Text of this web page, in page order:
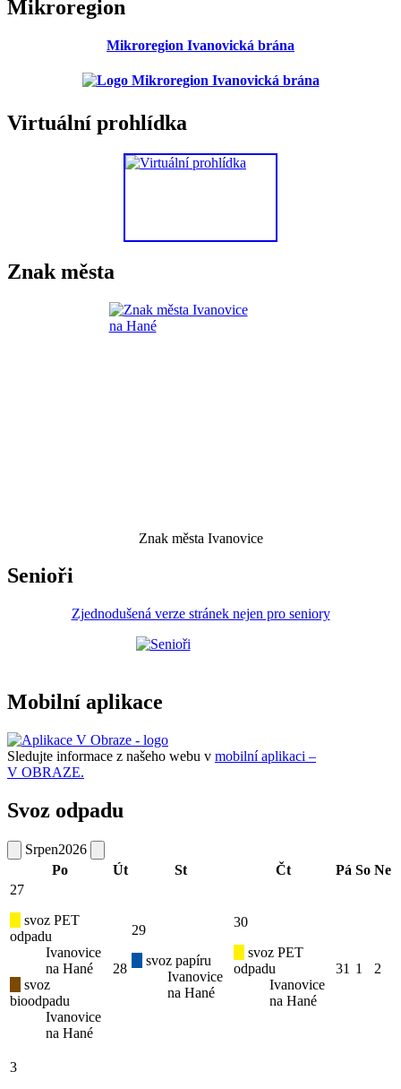
Mikroregion
Mikroregion Ivanovická brána
Virtuální prohlídka
Znak města
Znak města Ivanovice
Senioři
Zjednodušená verze stránek nejen pro seniory
Mobilní aplikace
Sledujte informace z našeho webu v mobilní aplikaci –
V OBRAZE.
Svoz odpadu
Srpen2026
Po
Út St Čt Pá So Ne
27
svoz PET
odpadu
Ivanovice
na Hané
svoz
bioodpadu
Ivanovice
na Hané
28
29
svoz papíru
Ivanovice
na Hané
30
svoz PET
odpadu
Ivanovice
na Hané
31 1 2
3